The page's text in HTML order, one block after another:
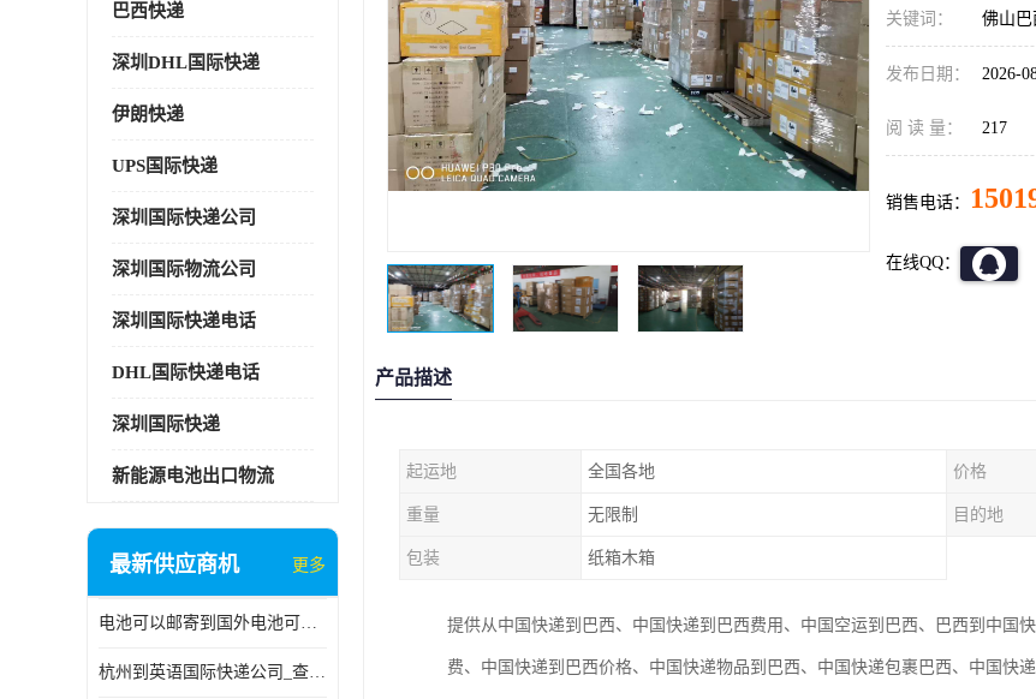
巴西快递
深圳DHL国际快递
伊朗快递
UPS国际快递
深圳国际快递公司
深圳国际物流公司
深圳国际快递电话
DHL国际快递电话
深圳国际快递
新能源电池出口物流
最新供应商机 更多
电池可以邮寄到国外电池可以发国际物流手机电池可以邮寄到国外
杭州到英语国际快递公司_查国际快递
关键词： 佛山
发布日期： 2026-
阅 读 量： 217
销售电话：
在线QQ：
产品描述
起运地 全国各地 价格
重量 无限制 目的地
包装 纸箱木箱
提供从中国快递到巴西、中国快递到巴西费用、中国空运到巴西、巴西到中国
费、中国快递到巴西价格、中国快递物品到巴西、中国快递包裹巴西、中国快